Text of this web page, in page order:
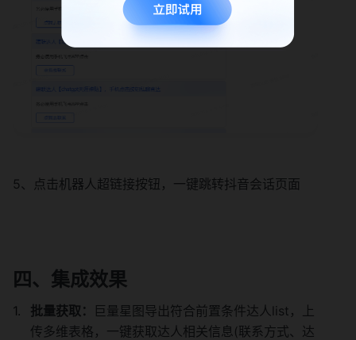
5、点击机器人超链接按钮，一键跳转抖音会话页面
四、集成效果
批量获取：
巨量星图导出符合前置条件达人list，上
传多维表格，一键获取达人相关信息(联系方式、达